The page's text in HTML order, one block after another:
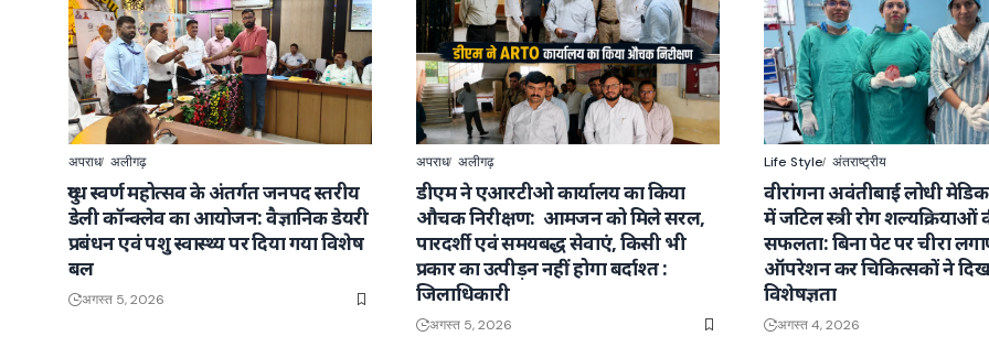
अपराध अलीगढ़
दुग्ध स्वर्ण महोत्सव के अंतर्गत जनपद स्तरीय
डेली कॉन्क्लेव का आयोजन: वैज्ञानिक डेयरी
प्रबंधन एवं पशु स्वास्थ्य पर दिया गया विशेष
बल
अगस्त 5, 2026
अपराध अलीगढ़
डीएम ने एआरटीओ कार्यालय का किया
औचक निरीक्षण: आमजन को मिले सरल,
पारदर्शी एवं समयबद्ध सेवाएं, किसी भी
प्रकार का उत्पीड़न नहीं होगा बर्दाश्त :
जिलाधिकारी
अगस्त 5, 2026
Life Style अंतराष्ट्रीय
वीरांगना अवंतीबाई लोधी
में जटिल स्त्री रोग शल्यक्रियाओं
सफलता: बिना पेट पर चीरा
ऑपरेशन कर चिकित्सकों ने
विशेषज्ञता
अगस्त 4, 2026